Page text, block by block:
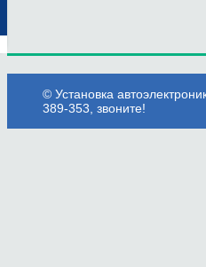
© Установка
389-353, звоните!